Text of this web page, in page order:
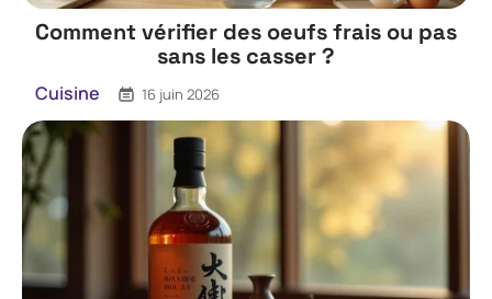
Comment vérifier des oeufs frais ou pas
sans les casser ?
Cuisine 16 juin 2026